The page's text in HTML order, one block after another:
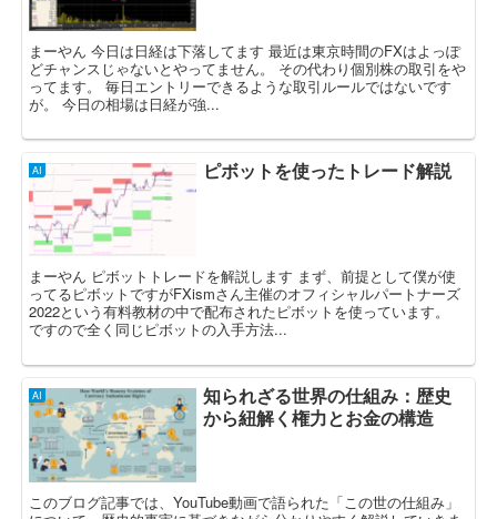
まーやん 今日は日経は下落してます 最近は東京時間のFXはよっぽ
どチャンスじゃないとやってません。 その代わり個別株の取引をや
ってます。 毎日エントリーできるような取引ルールではないです
が。 今日の相場は日経が強...
AI ピボットを使ったトレード解説
まーやん ピボットトレードを解説します まず、前提として僕が使
ってるピボットですがFXismさん主催のオフィシャルパートナーズ
2022という有料教材の中で配布されたピボットを使っています。
ですので全く同じピボットの入手方法...
AI
知られざる世界の仕組み：歴史
から紐解く権力とお金の構造
このブログ記事では、YouTube動画で語られた「この世の仕組み」